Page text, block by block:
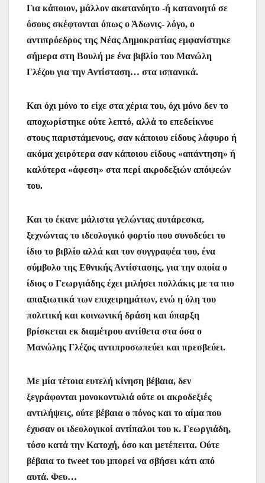
ε
Για κάποιον, μάλλον ακατανόητο -ή κατανοητό σε
όσους σκέφτονται όπως ο Άδωνις- λόγο, ο
αντιπρόεδρος της Νέας Δημοκρατίας εμφανίστηκε
σήμερα στη Βουλή με ένα βιβλίο του Μανώλη
Γλέζου για την Αντίσταση… στα ισπανικά.
Και όχι μόνο το είχε στα χέρια του, όχι μόνο δεν το
αποχωρίστηκε ούτε λεπτό, αλλά το επεδείκνυε
στους παριστάμενους, σαν κάποιου είδους λάφυρο ή
ακόμα χειρότερα σαν κάποιου είδους «απάντηση» ή
καλύτερα «άφεση» στα περί ακροδεξιών απόψεών
του.
Και το έκανε μάλιστα γελώντας αυτάρεσκα,
ξεχνώντας το ιδεολογικό φορτίο που συνοδεύει το
ίδιο το βιβλίο αλλά και τον συγγραφέα του, ένα
σύμβολο της Εθνικής Αντίστασης, για την οποία ο
ίδιος ο Γεωργιάδης έχει μιλήσει πολλάκις με τα πιο
απαξιωτικά των επιχειρημάτων, ενώ η όλη του
πολιτική και κοινωνική δράση και ύπαρξη
βρίσκεται εκ διαμέτρου αντίθετα στα όσα ο
Μανώλης Γλέζος αντιπροσωπεύει και πρεσβεύει.
Με μία τέτοια ευτελή κίνηση βέβαια, δεν
ξεγράφονται μονοκοντυλιά ούτε οι ακροδεξιές
αντιλήψεις, ούτε βέβαια ο πόνος και το αίμα που
έχυσαν οι ιδεολογικοί αντίπαλοι του κ. Γεωργιάδη,
τόσο κατά την Κατοχή, όσο και μετέπειτα. Ούτε
βέβαια το tweet του μπορεί να σβήσει κάτι από
αυτά. Φευ…